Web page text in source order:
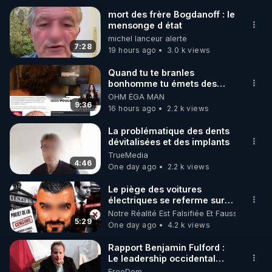
🌱 INSTAGRAM
https://www.instagram.com/rdlr_thierrycasasnovas/
http://rgnr.li/instagram
🌱 LA NEWSLETTER
Pour ne pas rater l’actualité RGNR (stages,
http://rgnr.li/news
🌱 VIDÉOS NON CENSURÉES SUR ODYSEE
Toutes les vidéos Youtube sont aussi sur la
http://rgnr.li/odysee
🌱 LES STAGES EN PRÉSENTIEL
7:28
mort des frère Bogdanoff : le
mensonge d état
michel lanceur alerte
19 hours ago
3.0 k views
9:36
Quand tu te branles
bonhomme tu émets des
ondes ils ont juste omis de
t'expliquer
OHM ÉGA MAN
16 hours ago
2.2 k views
4:46
La problématique des dents
dévitalisées et des implants
TrueMedia
One day ago
2.2 k views
5:29
Le piège des voitures
électriques se referme sur
les usagers !
Notre Réalité Est Falsifiée Et Fausse
One day ago
4.2 k views
Rapport Benjamin Fulford :
Le leadership occidental
dysfonctionnel s’enfonce